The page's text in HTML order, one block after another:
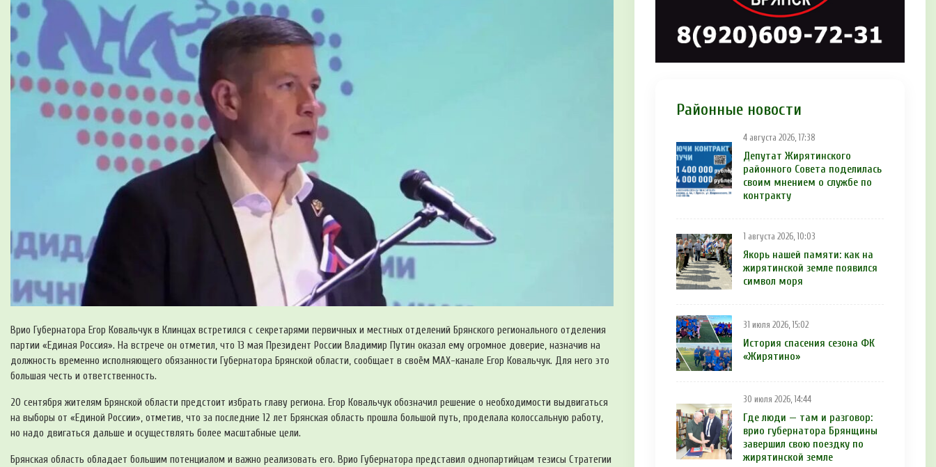
Врио Губернатора Егор Ковальчук в Клинцах встретился с секретарями первичных и местных отделений Брянского регионального отделения
партии «Единая Россия». На встрече он отметил, что 13 мая Президент России Владимир Путин оказал ему огромное доверие, назначив на
должность временно исполняющего обязанности Губернатора Брянской области, сообщает в своём MAX-канале Егор Ковальчук. Для него это
большая честь и ответственность.
20 сентября жителям Брянской области предстоит избрать главу региона. Егор Ковальчук обозначил решение о необходимости выдвигаться
на выборы от «Единой России», отметив, что за последние 12 лет Брянская область прошла большой путь, проделала колоссальную работу,
но надо двигаться дальше и осуществлять более масштабные цели.
Брянская область обладает большим потенциалом и важно реализовать его. Врио Губернатора представил однопартийцам тезисы Стратегии
Районные новости
4 августа 2026, 17:38
Депутат Жирятинского
районного Совета поделилась
своим мнением о службе по
контракту
1 августа 2026, 10:03
Якорь нашей памяти: как на
жирятинской земле появился
символ моря
31 июля 2026, 15:02
История спасения сезона ФК
«Жирятино»
30 июля 2026, 14:44
Где люди — там и разговор:
врио губернатора Брянщины
завершил свою поездку по
жирятинской земле